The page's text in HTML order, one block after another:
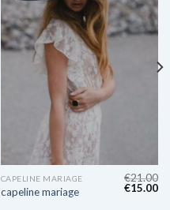
CAPELINE MARIAGE
capeline mariage
€21.00
€15.00